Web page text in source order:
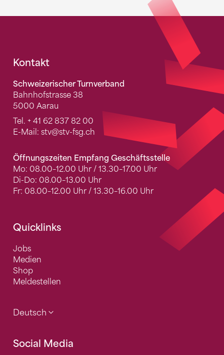
Fusszeile
Kontakt
Schweizerischer Turnverband
Bahnhofstrasse 38
5000 Aarau
Tel. + 41 62 837 82 00
E-Mail: stv@stv-fsg.ch
Öffnungszeiten Empfang Geschäftsstelle
Mo: 08.00–12.00 Uhr / 13.30–17.00 Uhr
Di-Do: 08.00–13.00 Uhr
Fr: 08.00–12.00 Uhr / 13.30–16.00 Uhr
Quicklinks
Jobs
Medien
Shop
Meldestellen
Deutsch
Social Media